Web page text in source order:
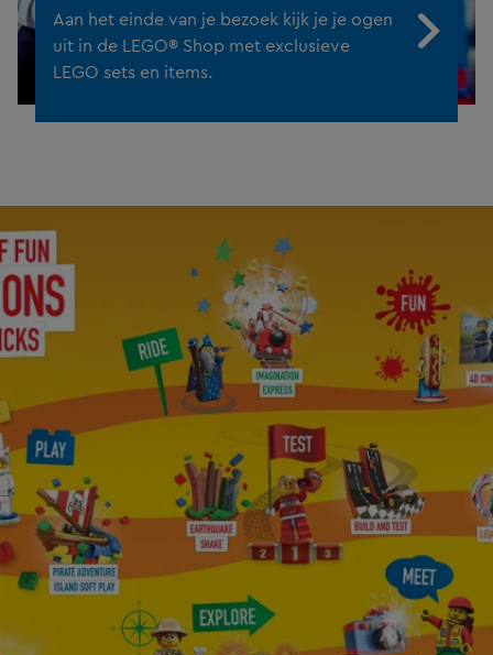
Aan het einde van je bezoek kijk je je ogen
uit in de LEGO® Shop met exclusieve
LEGO sets en items.